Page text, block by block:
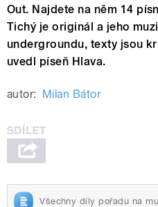
Out. Najdete na něm 14
Tichý je originál a jeho
undergroundu, texty jsou
uvedl píseň Hlava.
autor: Milan Bátor
Všechny díly pořadu na